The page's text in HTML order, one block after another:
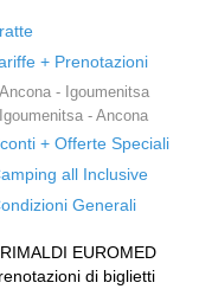
+ Prenotazioni
Ancona - Igoumenitsa
Igoumenitsa - Ancona
+ Offerte Speciali
all Inclusive
Generali
EUROMED
di biglietti